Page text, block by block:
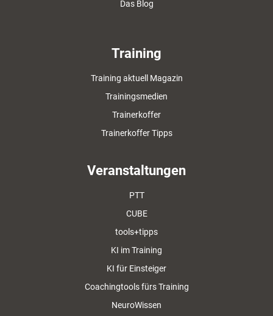
Das Blog
Training
Training aktuell Magazin
Trainingsmedien
Trainerkoffer
Trainerkoffer Tipps
Veranstaltungen
PTT
CUBE
tools+tipps
KI im Training
KI für Einsteiger
Coachingtools fürs Training
NeuroWissen